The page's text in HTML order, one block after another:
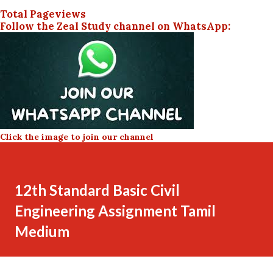
Total Pageviews
Follow the Zeal Study channel on WhatsApp:
Click the image to join our channel
12th Standard Basic Civil
Engineering Assignment Tamil
Medium